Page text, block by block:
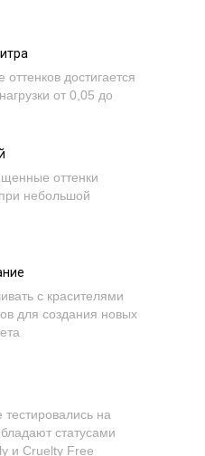
оттенки
небольшой
с красителями
для создания новых
оттенков достигается
от 0,05 до
тестировались на
статусами
и Cruelty Free